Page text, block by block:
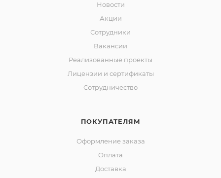
Новости
Акции
Сотрудники
Вакансии
Реализованные проекты
Лицензии и сертификаты
Сотрудничество
ПОКУПАТЕЛЯМ
Оформление заказа
Оплата
Доставка